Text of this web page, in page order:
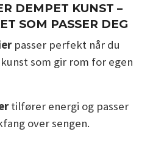
DEMPET KUNST –
SOM PASSER DEG
passer perfekt når du
som gir rom for egen
tilfører energi og passer
over sengen.